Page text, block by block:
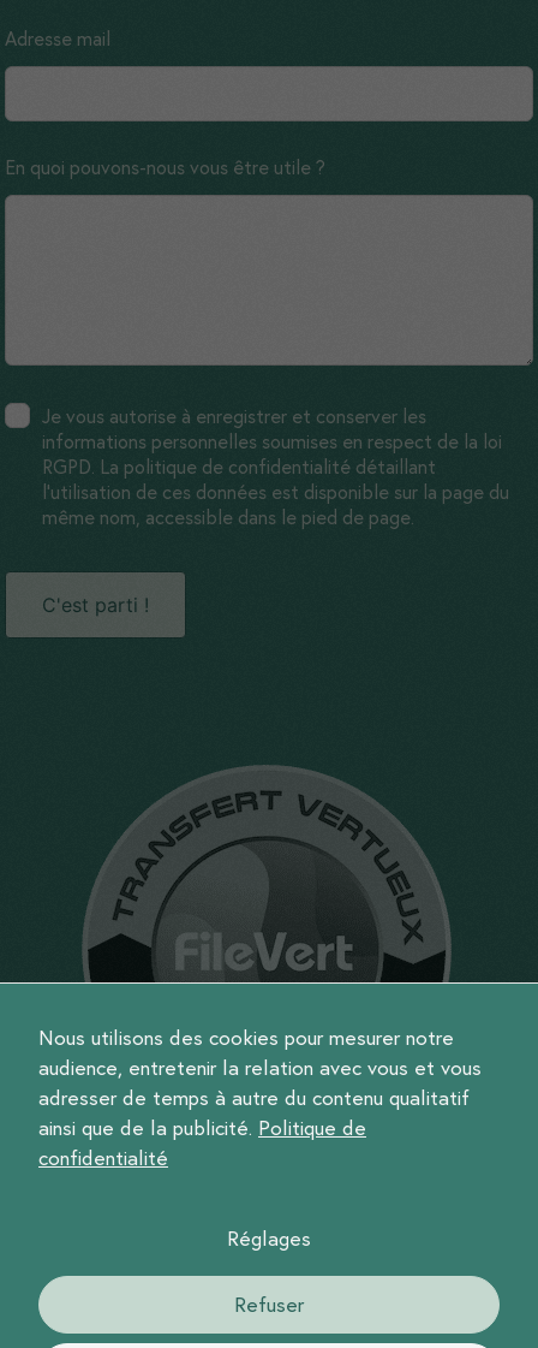
Adresse mail
En quoi pouvons-nous vous être utile ?
Je vous autorise à enregistrer et conserver les
informations personnelles soumises en respect de la loi
RGPD. La politique de confidentialité détaillant
l'utilisation de ces données est disponible sur la page du
même nom, accessible dans le pied de page.
C'est parti !
©2026 Change:On
Politique de confidentialité et mentions légales
Nous utilisons des cookies pour mesurer notre
audience, entretenir la relation avec vous et vous
adresser de temps à autre du contenu qualitatif
ainsi que de la publicité. Politique de
confidentialité
Réglages
Refuser